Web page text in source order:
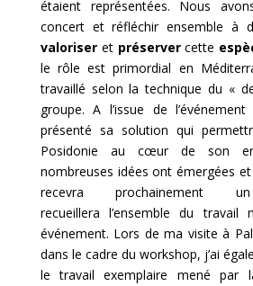
étaient représentées. Nous
concert et réfléchir ensemble à
valoriseret préservercette
le rôle est primordial en
travaillé selon la technique du «
groupe. A l’issue de
présenté sa solution qui
Posidonie au cœur de son
nombreuses idées ont émergées
recevra prochainement
recueillera l’ensemble du
événement. Lors de ma visite à
dans le cadre du workshop, j’ai
le travail exemplaire mené par